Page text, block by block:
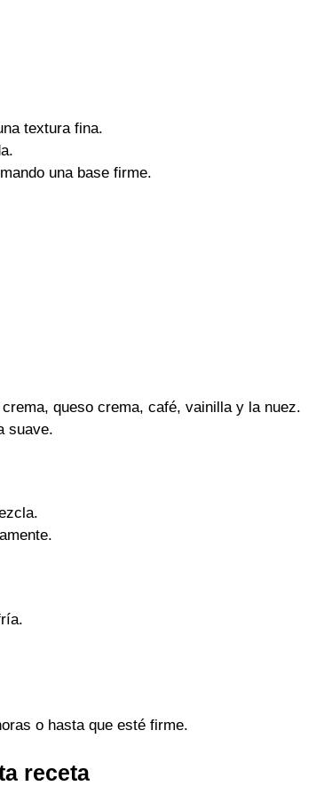
textura fina.
una base firme.
queso crema, café, vainilla y la nuez.
suave.
o hasta que esté firme.
receta